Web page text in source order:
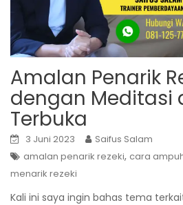
Amalan Penarik
dengan Meditasi
Terbuka
3 Juni 2023
Saifus Salam
amalan penarik rezeki, cara
menarik rezeki
Kali ini saya ingin bahas tema